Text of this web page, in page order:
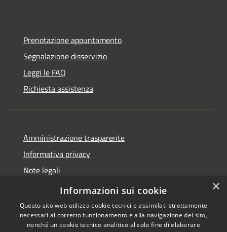
Prenotazione appuntamento
Segnalazione disservizio
Leggi le FAQ
Richiesta assistenza
Amministrazione trasparente
Informativa privacy
Note legali
Dichiarazione di accessibilità
×
Informazioni sui cookie
Questo sito web utilizza cookie tecnici e assimilati strettamente
necessari al corretto funzionamento e alla navigazione del sito,
nonché un cookie tecnico analitico al solo fine di elaborare